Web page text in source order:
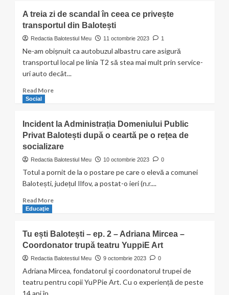
de
la
Anca
Alexandrescu!
ești
Balotești
–
ep.
3
–
Florin
„Dulciuri
de
vis”
A treia zi de scandal în ceea ce privește
transportul din Balotești
Redactia Balotestiul Meu 11 octombrie 2023 1
Ne-am obișnuit ca autobuzul albastru care asigură
transportul local pe linia T2 să stea mai mult prin service-
uri auto decât...
Read MoreRead
treia
zi
de
scandal
ceea
ce
Social
Incident la Administrația Domeniului Public
Privat Balotești după o ceartă pe o rețea de
socializare
Redactia Balotestiul Meu 10 octombrie 2023 0
Totul a pornit de la o postare pe care o elevă a comunei
Balotești, județul Ilfov, a postat-o ieri (n.r....
Read MoreRead
la
Administrația
Domeniului
Public
Balotești
Educaţie
Tu ești Balotești – ep. 2 – Adriana Mircea –
Coordonator trupă teatru YuppiE Art
Redactia Balotestiul Meu 9 octombrie 2023 0
Adriana Mircea, fondatorul şi coordonatorul trupei de
teatru pentru copii YuPPie Art. Cu o experiență de peste
14 ani în...